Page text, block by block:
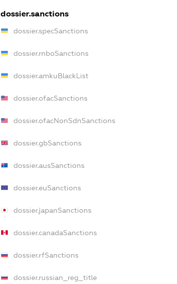
dossier.sanctions
dossier.specSanctions
dossier.rnboSanctions
dossier.amkuBlackList
dossier.ofacSanctions
dossier.ofacNonSdnSanctions
dossier.gbSanctions
dossier.ausSanctions
dossier.euSanctions
dossier.japanSanctions
dossier.canadaSanctions
dossier.rfSanctions
dossier.russian_reg_title